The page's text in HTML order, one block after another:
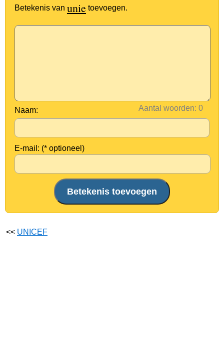
Betekenis van unie toevoegen.
Aantal woorden:
Naam:
E-mail: (* optioneel)
<< UNICEF